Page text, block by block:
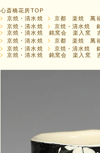
心斎橋花房TOP
京焼・清水焼
京都 楽焼 萬
京焼・清水焼
京焼・清水焼
京焼・清水焼 銘窯会 楽入窯
京焼・清水焼
京都 楽焼 萬
京焼・清水焼
京焼・清水焼
京焼・清水焼 銘窯会 楽入窯